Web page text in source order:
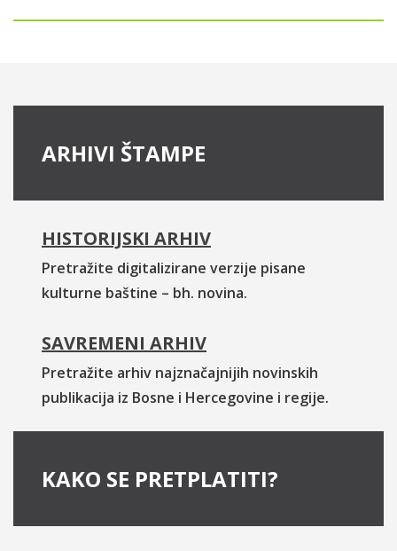
ARHIVI ŠTAMPE
HISTORIJSKI ARHIV
Pretražite digitalizirane verzije pisane
kulturne baštine – bh. novina.
SAVREMENI ARHIV
Pretražite arhiv najznačajnijih novinskih
publikacija iz Bosne i Hercegovine i regije.
KAKO SE PRETPLATITI?